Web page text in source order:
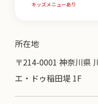
キッズメニューあり
所在地
〒214-0001 神奈川県
エ・ドゥ稲田堤 1F